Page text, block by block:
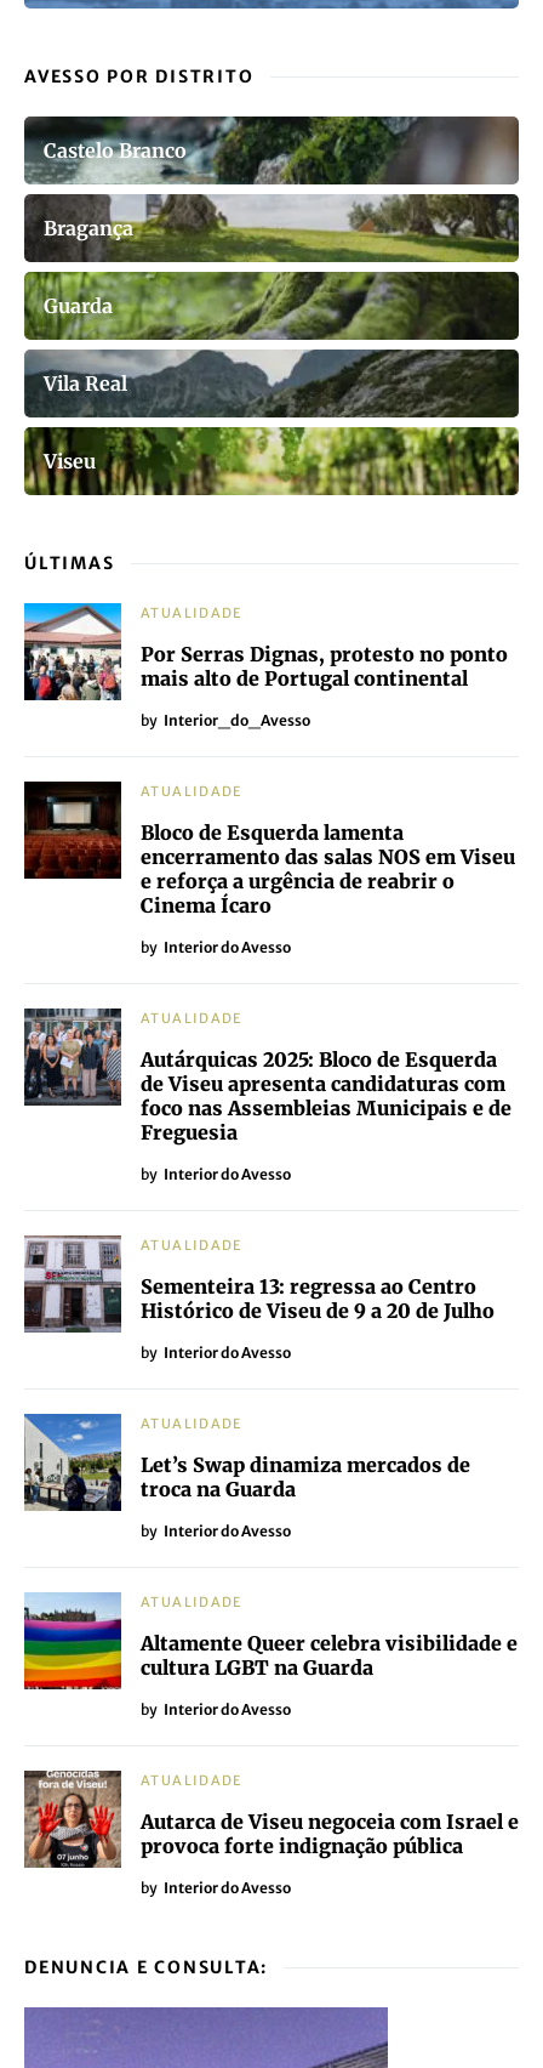
AVESSO POR DISTRITO
Castelo Branco
Bragança
Guarda
Vila Real
Viseu
ÚLTIMAS
ATUALIDADE
Por Serras Dignas, protesto no ponto
mais alto de Portugal continental
by Interior_do_Avesso
ATUALIDADE
Bloco de Esquerda lamenta
encerramento das salas NOS em Viseu
e reforça a urgência de reabrir o
Cinema Ícaro
by Interior do Avesso
ATUALIDADE
Autárquicas 2025: Bloco de Esquerda
de Viseu apresenta candidaturas com
foco nas Assembleias Municipais e de
Freguesia
by Interior do Avesso
ATUALIDADE
Sementeira 13: regressa ao Centro
Histórico de Viseu de 9 a 20 de Julho
by Interior do Avesso
ATUALIDADE
Let’s Swap dinamiza mercados de
troca na Guarda
by Interior do Avesso
ATUALIDADE
Altamente Queer celebra visibilidade e
cultura LGBT na Guarda
by Interior do Avesso
ATUALIDADE
Autarca de Viseu negoceia com Israel e
provoca forte indignação pública
by Interior do Avesso
DENUNCIA E CONSULTA: